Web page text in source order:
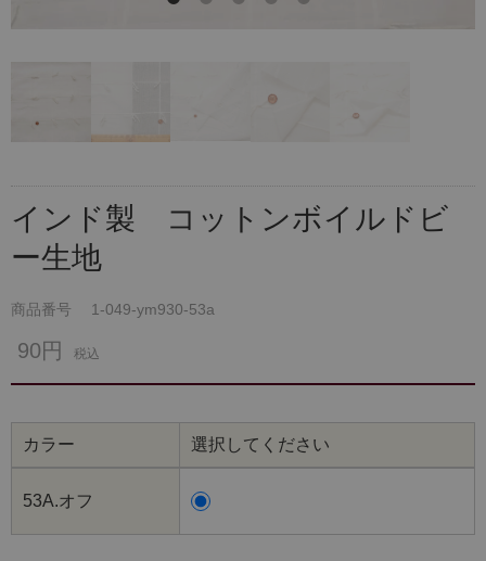
インド製 コットンボイルドビ
ー生地
商品番号 1-049-ym930-53a
90円 税込
カラー 選択してください
53A.オフ